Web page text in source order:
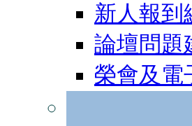
新人報到
論壇問題
榮會及電